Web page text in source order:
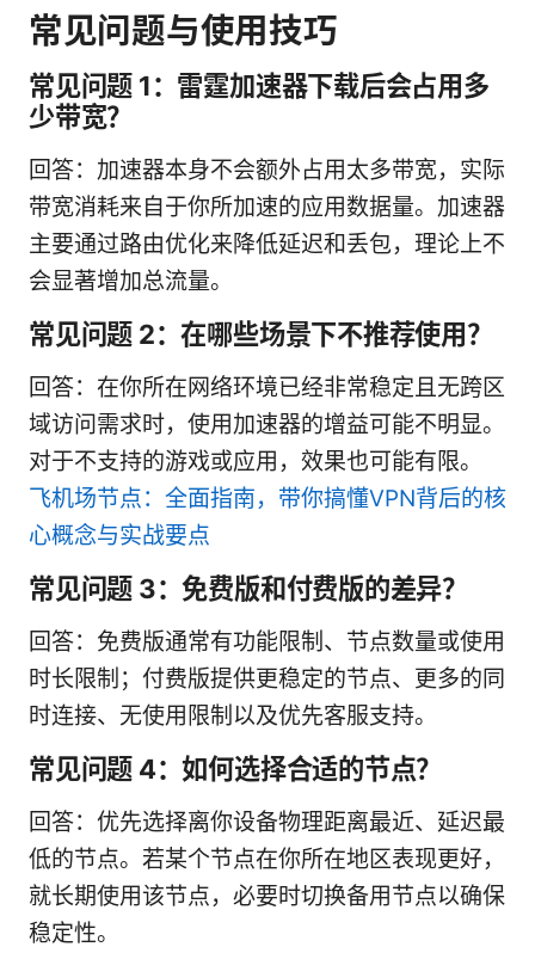
常见问题与使用技巧
常见问题 1：雷霆加速器下载后会占用多
少带宽？
回答：加速器本身不会额外占用太多带宽，实际
带宽消耗来自于你所加速的应用数据量。加速器
主要通过路由优化来降低延迟和丢包，理论上不
会显著增加总流量。
常见问题 2：在哪些场景下不推荐使用？
回答：在你所在网络环境已经非常稳定且无跨区
域访问需求时，使用加速器的增益可能不明显。
对于不支持的游戏或应用，效果也可能有限。
飞机场节点：全面指南，带你搞懂VPN背后的核
心概念与实战要点
常见问题 3：免费版和付费版的差异？
回答：免费版通常有功能限制、节点数量或使用
时长限制；付费版提供更稳定的节点、更多的同
时连接、无使用限制以及优先客服支持。
常见问题 4：如何选择合适的节点？
回答：优先选择离你设备物理距离最近、延迟最
低的节点。若某个节点在你所在地区表现更好，
就长期使用该节点，必要时切换备用节点以确保
稳定性。